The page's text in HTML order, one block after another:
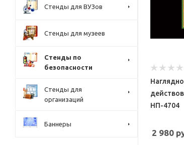
НП-4704
2 980
Стенды для ВУЗов
Стенды для музеев
Стенды по
безопасности
Стенды для
организаций
Баннеры